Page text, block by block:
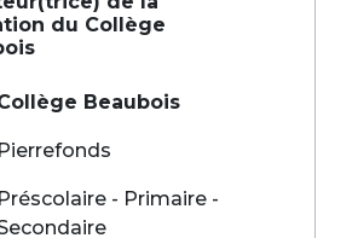
du Collège
Beaubois
Pierrefonds
Préscolaire - Primaire -